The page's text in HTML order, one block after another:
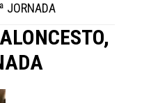
JORNADA